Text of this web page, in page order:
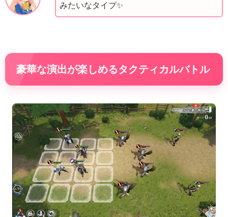
みたいなタイプ✨
豪華な演出が楽しめるタクティカルバトル